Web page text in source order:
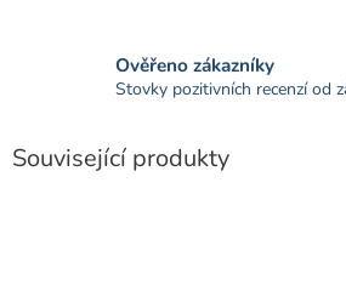
Ověřeno zákazníky
Stovky pozitivních recenzí od
Související produkty